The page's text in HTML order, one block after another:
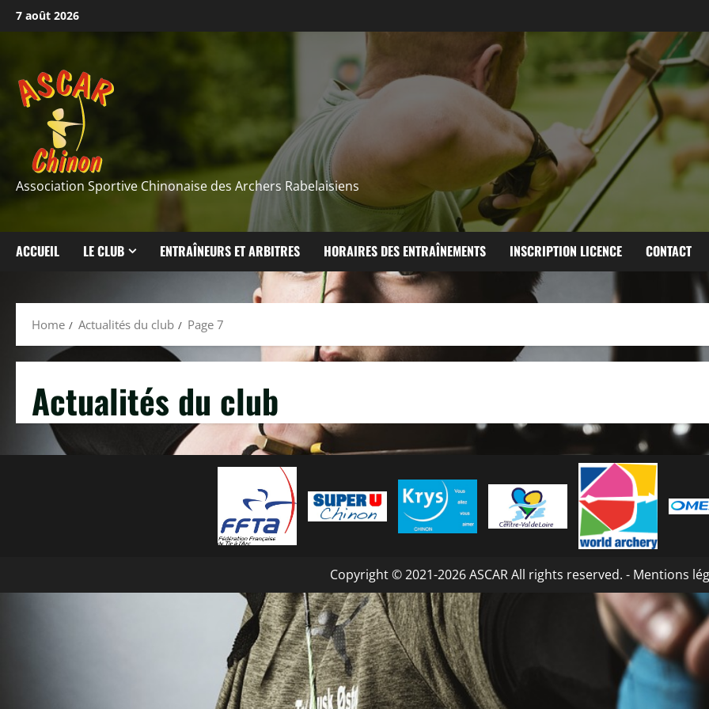
Skip
to
7 août 2026
Association Sportive Chinonaise des Archers Rabelaisiens
ACCUEIL LE CLUB ENTRAÎNEURS ET ARBITRES HORAIRES DES ENTRAÎNEMENTS INSCRIPTION LICENCE CONTACT
Home Actualités du club Page 7
Actualités du club
Copyright © 2021-2026 ASCAR All rights reserved. - Mentions